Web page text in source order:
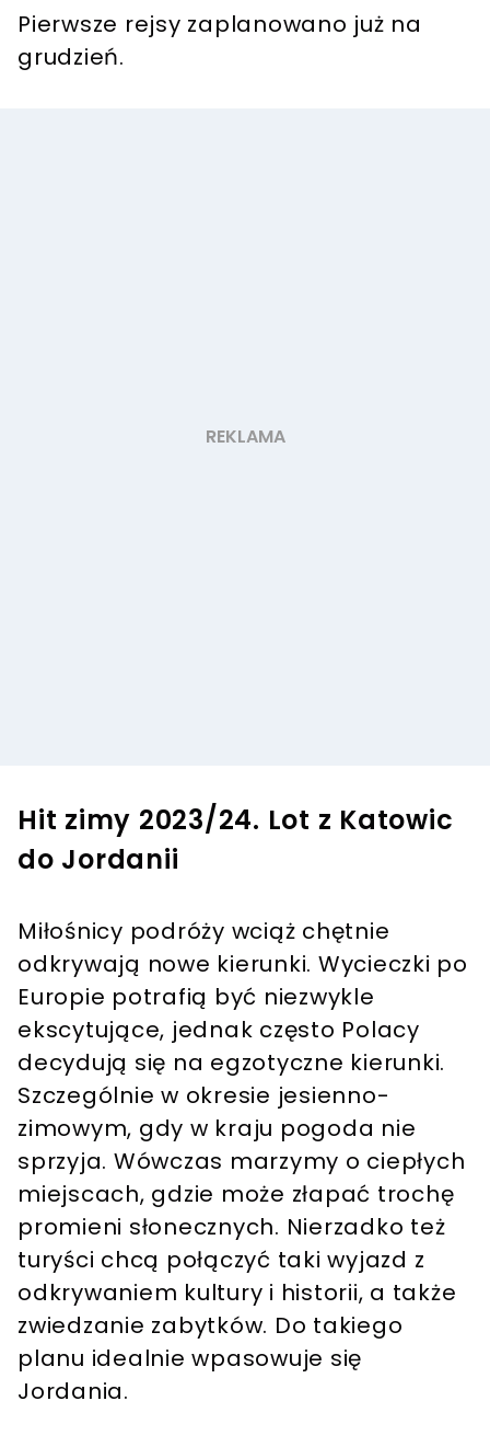
Pierwsze rejsy zaplanowano już na
grudzień.
Hit zimy 2023/24. Lot z Katowic
do Jordanii
Miłośnicy podróży wciąż chętnie
odkrywają nowe kierunki. Wycieczki po
Europie potrafią być niezwykle
ekscytujące, jednak często Polacy
decydują się na egzotyczne kierunki.
Szczególnie w okresie jesienno-
zimowym, gdy w kraju pogoda nie
sprzyja. Wówczas marzymy o ciepłych
miejscach, gdzie może złapać trochę
promieni słonecznych. Nierzadko też
turyści chcą połączyć taki wyjazd z
odkrywaniem kultury i historii, a także
zwiedzanie zabytków. Do takiego
planu idealnie wpasowuje się
Jordania.